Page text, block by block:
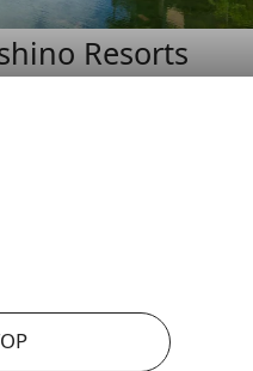
Resorts